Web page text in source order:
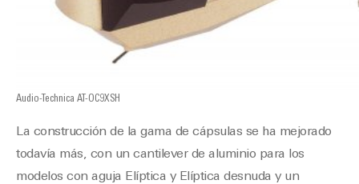
Audio-Technica AT-OC9XSH
La construcción de la gama de cápsulas se ha mejorado
todavía más, con un cantilever de aluminio para los
modelos con aguja Elíptica y Elíptica desnuda y un